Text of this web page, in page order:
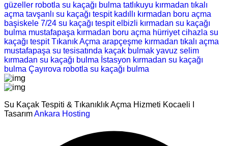
güzeller robotla su kaçağı bulma tatlıkuyu kırmadan tıkalı
açma tavşanlı su kaçağı tespit kadıllı kırmadan boru açma
başiskele 7/24 su kaçağı tespit elbizli kırmadan su kaçağı
bulma mustafapaşa kırmadan boru açma hürriyet cihazla su
kaçağı tespit Tıkanık Açma arapçeşme kırmadan tıkalı açma
mustafapaşa su tesisatında kaçak bulmak yavuz selim
kırmadan su kaçağı bulma İstasyon kırmadan su kaçağı
bulma Çayırova robotla su kaçağı bulma
Su Kaçak Tespiti & Tıkanıklık Açma Hizmeti Kocaeli I
TasarımAnkara Hosting